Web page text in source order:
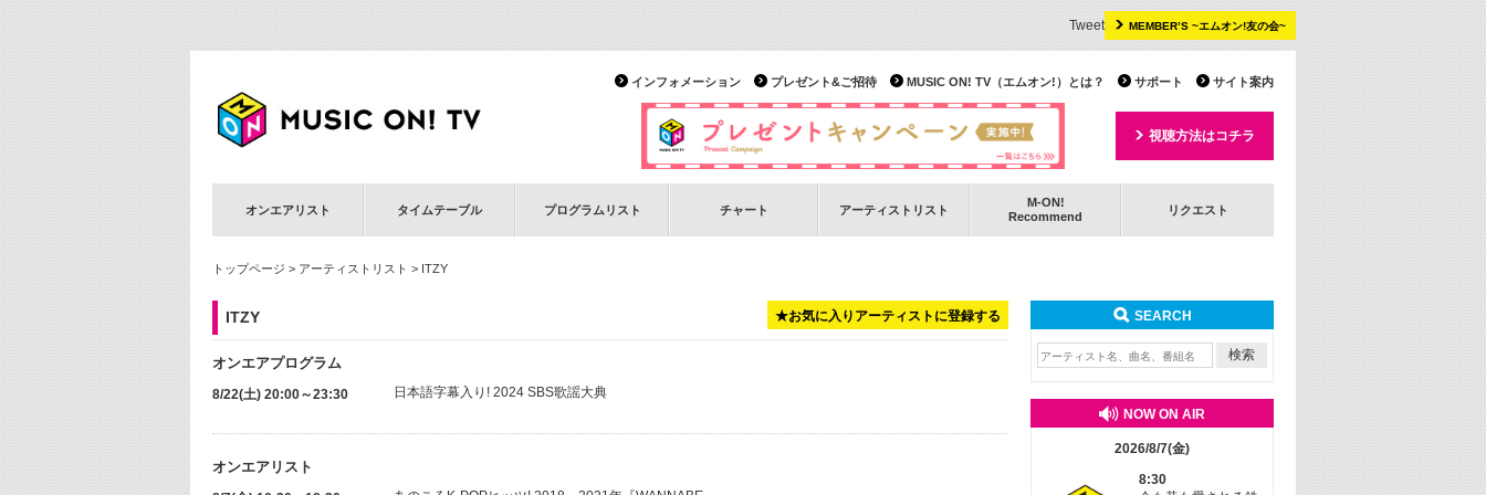
MEMBER’S ~エムオン!友の会~
Tweet
サイト案内
サポート
MUSIC ON! TV（エムオン!）とは？
プレゼント&ご招待
インフォメーション
視聴方法はコチラ
オンエアリスト タイムテーブル プログラムリスト チャート アーティストリスト
M-ON!
Recommend
リクエスト
トップページ > アーティストリスト > ITZY
★お気に入りアーティストに登録する
ITZY
オンエアプログラム
8/22(土) 20:00～23:30 日本語字幕入り! 2024 SBS歌謡大典
オンエアリスト
SEARCH
NOW ON AIR
2026/8/7(金)
8:30